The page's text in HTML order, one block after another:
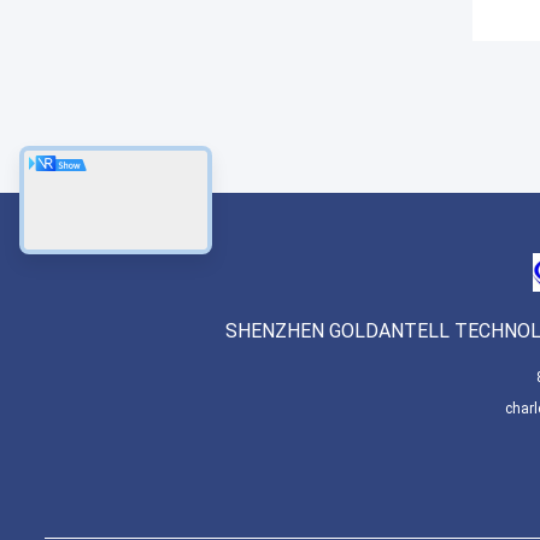
SHENZHEN GOLDANTELL